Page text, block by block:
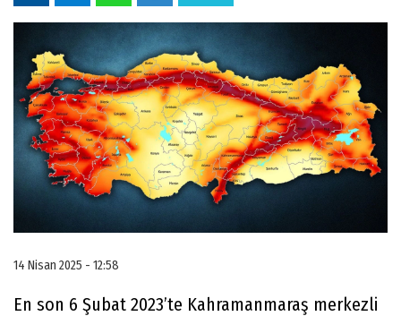
14 Nisan 2025 - 12:58
En son 6 Şubat 2023’te Kahramanmaraş merkezli